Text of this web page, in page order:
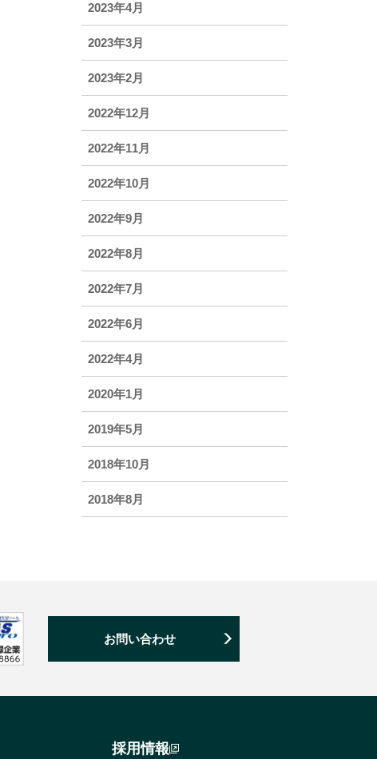
2023年4月
2023年3月
2023年2月
2022年12月
2022年11月
2022年10月
2022年9月
2022年8月
2022年7月
2022年6月
2022年4月
2020年1月
2019年5月
2018年10月
2018年8月
お問い合わせ
採用情報